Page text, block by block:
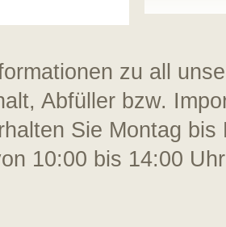
zu all
Abfüller bzw.
Sie Montag
10:00 bis 14:00